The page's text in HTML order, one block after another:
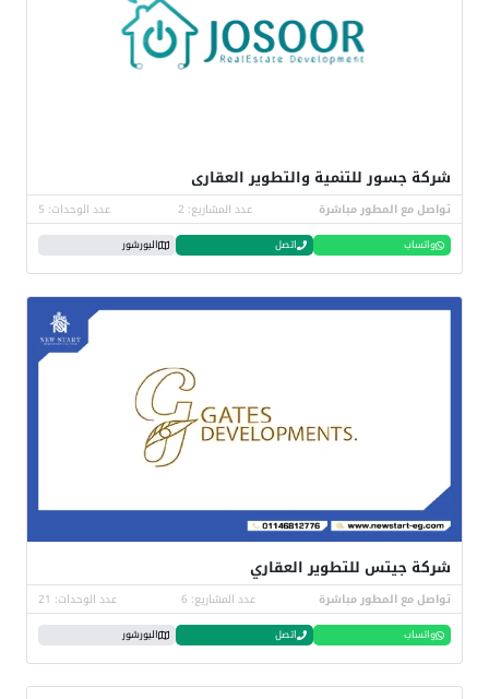
شركة جسور للتنمية والتطوير العقارى
تواصل مع المطور مباشرة عدد المشاريع: 2 عدد الوحدات: 5
واتساب اتصل البورشور
شركة جيتس للتطوير العقاري
تواصل مع المطور مباشرة عدد المشاريع: 6 عدد الوحدات: 21
واتساب اتصل البورشور